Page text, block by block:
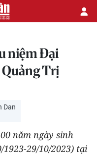
niệm Đại
Trị
Dan
năm ngày sinh
1923-29/10/2023) tại